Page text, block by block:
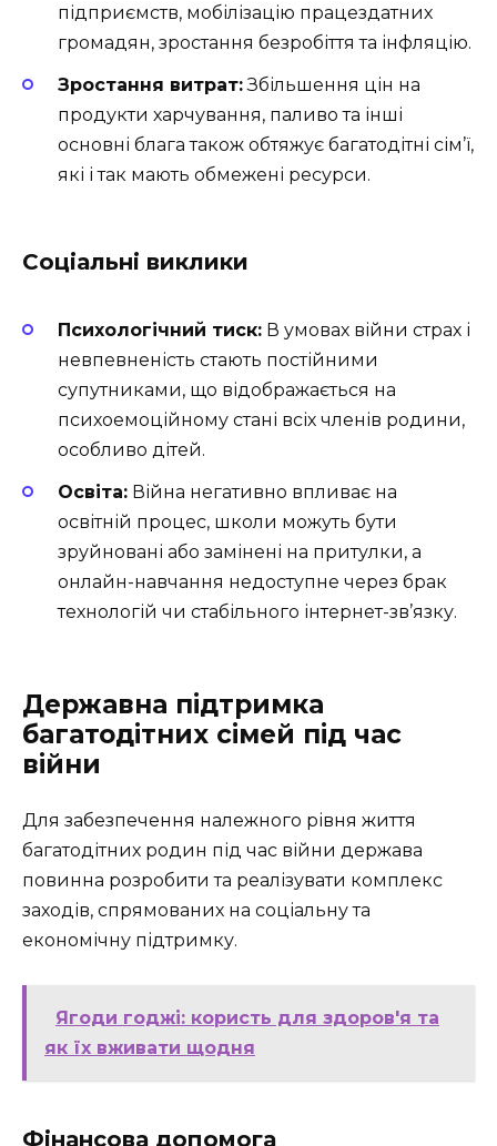
підприємств, мобілізацію працездатних
громадян, зростання безробіття та інфляцію.
Зростання витрат:Збільшення цін на
продукти харчування, паливо та інші
основні блага також обтяжує багатодітні сім’ї,
які і так мають обмежені ресурси.
Соціальні виклики
Психологічний тиск: В умовах війни страх і
невпевненість стають постійними
супутниками, що відображається на
психоемоційному стані всіх членів родини,
особливо дітей.
Освіта: Війна негативно впливає на
освітній процес, школи можуть бути
зруйновані або замінені на притулки, а
онлайн-навчання недоступне через брак
технологій чи стабільного інтернет-зв’язку.
Державна підтримка
багатодітних сімей під час
війни
Для забезпечення належного рівня життя
багатодітних родин під час війни держава
повинна розробити та реалізувати комплекс
заходів, спрямованих на соціальну та
економічну підтримку.
Ягоди годжі: користь для здоров'я та
як їх вживати щодня
Фінансова допомога